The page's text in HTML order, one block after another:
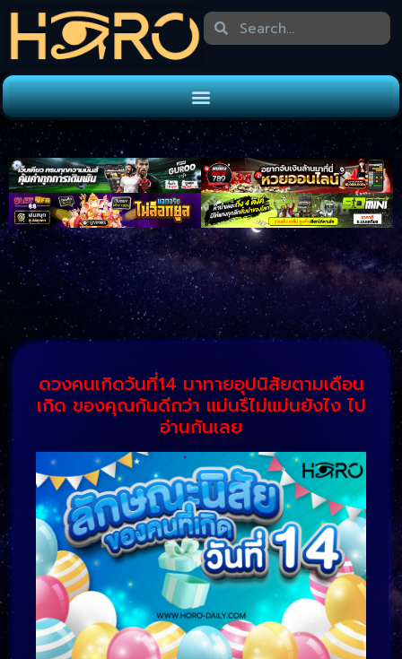
ดวงคนเกิดวันที่14 มาทายอุปนิสัยตามเดือน
เกิด ของคุณกันดีกว่า แม่นรึไม่แม่นยังไง ไป
อ่านกันเลย